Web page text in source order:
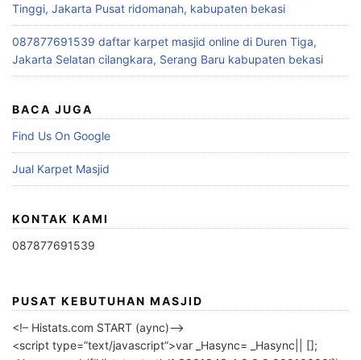
Tinggi, Jakarta Pusat ridomanah, kabupaten bekasi
087877691539 daftar karpet masjid online di Duren Tiga,
Jakarta Selatan cilangkara, Serang Baru kabupaten bekasi
BACA JUGA
Find Us On Google
Jual Karpet Masjid
KONTAK KAMI
087877691539
PUSAT KEBUTUHAN MASJID
<!– Histats.com START (aync)–>
<script type=”text/javascript”>var _Hasync= _Hasync|| [];